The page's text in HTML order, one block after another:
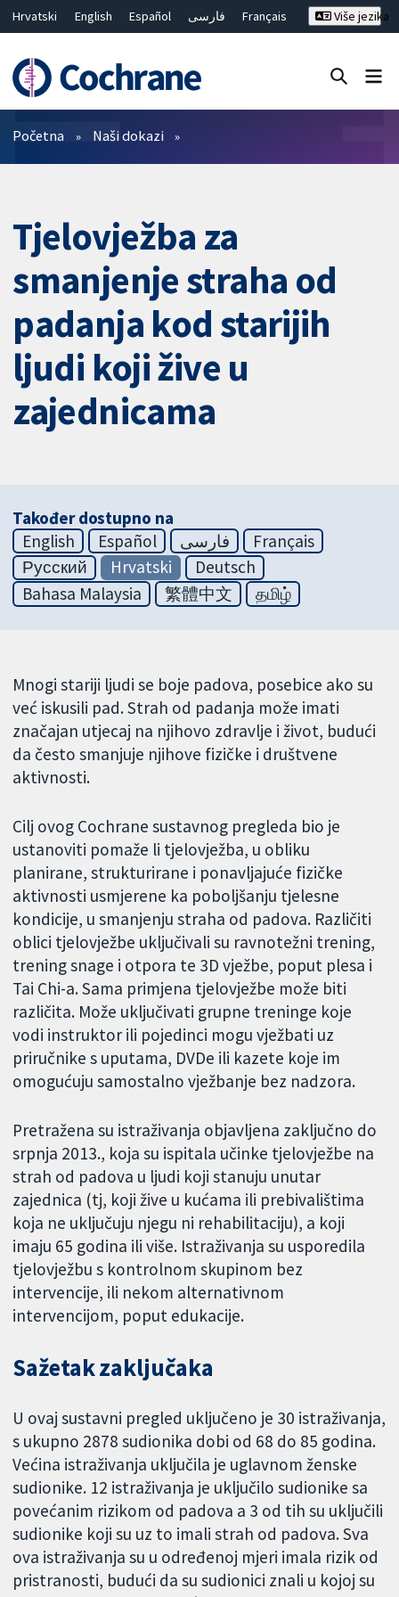
Hrvatski English Español فارسی
Français
繁體中文
简体中文
Više jezika
Prečistači
Početna Naši dokazi
Tjelovježba za
smanjenje straha od
padanja kod starijih
ljudi koji žive u
zajednicama
Također dostupno na
English
Español فارسی
Français
Русский
Hrvatski
Deutsch
Bahasa Malaysia
繁體中文 தமிழ்
Mnogi stariji ljudi se boje padova, posebice ako su
već iskusili pad. Strah od padanja može imati
značajan utjecaj na njihovo zdravlje i život, budući
da često smanjuje njihove fizičke i društvene
aktivnosti.
Cilj ovog Cochrane sustavnog pregleda bio je
ustanoviti pomaže li tjelovježba, u obliku
planirane, strukturirane i ponavljajuće fizičke
aktivnosti usmjerene ka poboljšanju tjelesne
kondicije, u smanjenju straha od padova. Različiti
oblici tjelovježbe uključivali su ravnotežni trening,
trening snage i otpora te 3D vježbe, poput plesa i
Tai Chi-a. Sama primjena tjelovježbe može biti
različita. Može uključivati grupne treninge koje
vodi instruktor ili pojedinci mogu vježbati uz
priručnike s uputama, DVDe ili kazete koje im
omogućuju samostalno vježbanje bez nadzora.
Pretražena su istraživanja objavljena zaključno do
srpnja 2013., koja su ispitala učinke tjelovježbe na
strah od padova u ljudi koji stanuju unutar
zajednica (tj, koji žive u kućama ili prebivalištima
koja ne uključuju njegu ni rehabilitaciju), a koji
imaju 65 godina ili više. Istraživanja su usporedila
tjelovježbu s kontrolnom skupinom bez
intervencije, ili nekom alternativnom
intervencijom, poput edukacije.
Sažetak zaključaka
U ovaj sustavni pregled uključeno je 30 istraživanja,
s ukupno 2878 sudionika dobi od 68 do 85 godina.
Većina istraživanja uključila je uglavnom ženske
sudionike. 12 istraživanja je uključilo sudionike sa
povećanim rizikom od padova a 3 od tih su uključili
sudionike koji su uz to imali strah od padova. Sva
ova istraživanja su u određenoj mjeri imala rizik od
pristranosti, budući da su sudionici znali u kojoj su